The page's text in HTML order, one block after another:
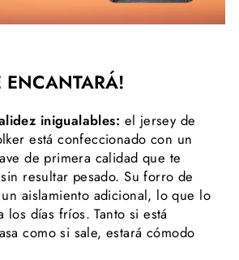
ENCANTARÁ!
inigualables: el jersey de
está confeccionado con un
de primera calidad que te
resultar pesado. Su forro de
aislamiento adicional, lo que lo
los días fríos. Tanto si está
como si sale, estará cómodo